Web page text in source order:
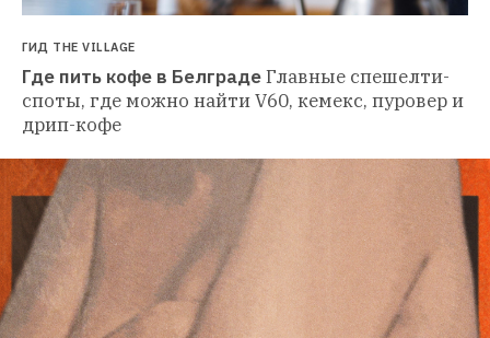
ГИД THE VILLAGE
Где пить кофе в БелградеГлавные спешелти-
споты, где можно найти V60, кемекс, пуровер и
дрип-кофе